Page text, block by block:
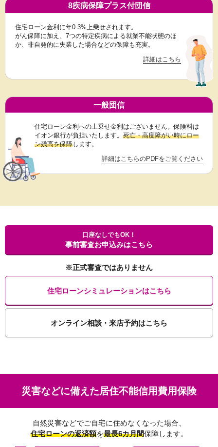
一般団信
住宅ローン金利への上乗せ金利はございません。保険料は
イオン銀行が負担いたします。 死亡・高度障がい時にロー
ン残高を保障します。
詳細はこちらのPDFをご覧ください
8疾病保障プラス付団信
住宅ローン金利に年0.3%上乗せされます。
がん保障に加え、7つの特定疾病による就業不能状態のほ
か、非自発的に失業した場合などの保障も充実。
詳細はこちら
口座なしでもOK！
事前審査お申込みはこちら
※正式審査ではありません
住宅ローンシミュレーションはこちら
オンライン相談・来店予約はこちら
災害などに備えた居住不能信用費用保険
自然災害などでご自宅に住めなくなった場合、
住宅ローンの返済額を最長6カ月間保障します。